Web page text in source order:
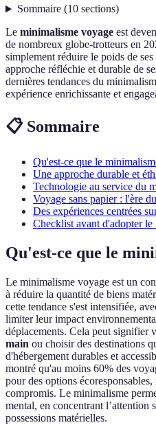
Sommaire(10 sections)
Le minimalisme voyage est
de nombreux globe-trotteurs en
simplement réduire le poids de
approche réfléchie et durable de
dernières tendances du
expérience enrichissante et
📋 Sommaire
Qu'est-ce que le
Une approche durable et
Technologie au service du
Voyage sans papier : l'ère
Des expériences centrées
Checklist avant d'adopter
Qu'est-ce que le
Le minimalisme voyage est un
à réduire la quantité de biens
cette tendance s'est intensifiée,
limiter leur impact
déplacements. Cela peut signifier
main ou choisir des destinations
d'hébergement durables et
montré qu'au moins 60% des
pour des options écoresponsables,
compromis. Le minimalisme
mental, en concentrant l’attention
possessions matérielles.